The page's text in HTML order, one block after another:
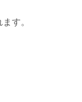
す。